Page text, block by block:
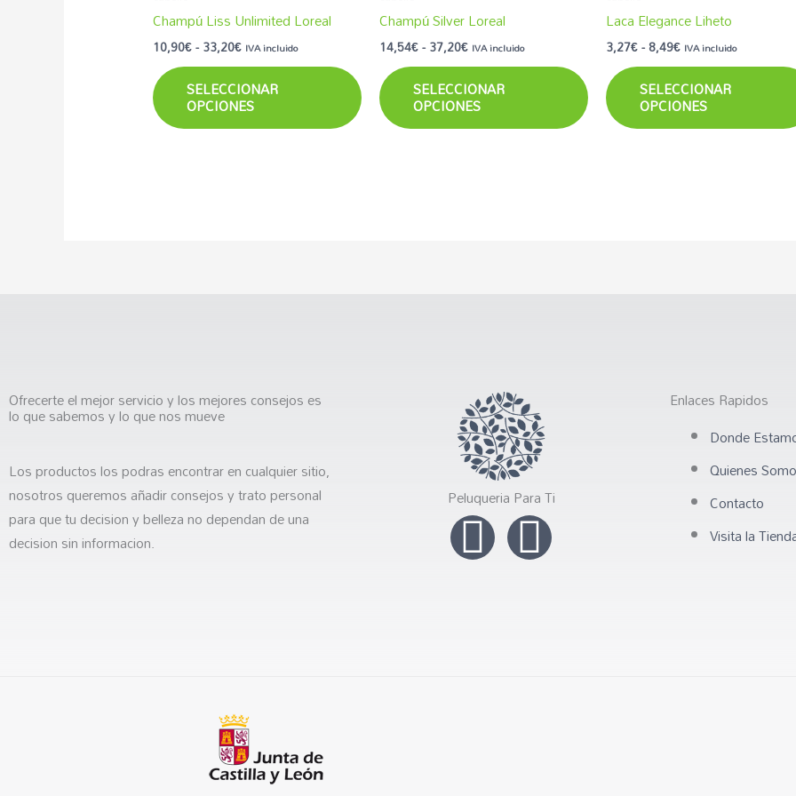
Champú Liss Unlimited Loreal
10,90€-33,20€ IVA incluido
SELECCIONAR
OPCIONES
página
de
producto
Champú Silver Loreal
14,54€-37,20€ IVA incluido
SELECCIONAR
OPCIONES
página
de
producto
Laca Elegance Liheto
3,27€-8,49€ IVA incluido
SELECCIONAR
OPCIONES
Ofrecerte el mejor servicio y los mejores consejos es
lo que sabemos y lo que nos mueve
Los productos los podras encontrar en cualquier sitio,
nosotros queremos añadir consejos y trato personal
para que tu decision y belleza no dependan de una
decision sin informacion.
Peluqueria Para Ti
I
n
F
a
Enlaces Rapidos
Donde
Quienes
Contacto
Visita la